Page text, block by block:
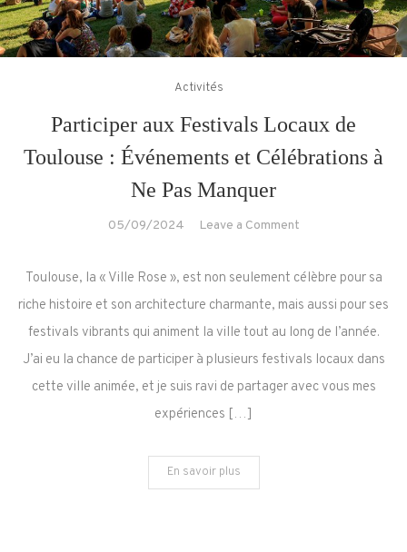
Activités
Participer aux Festivals Locaux de
Toulouse : Événements et Célébrations à
Ne Pas Manquer
05/09/2024 Leave a Commenton
aux
de
Toulouse
:
Toulouse, la « Ville Rose », est non seulement célèbre pour sa
riche histoire et son architecture charmante, mais aussi pour ses
festivals vibrants qui animent la ville tout au long de l’année.
J’ai eu la chance de participer à plusieurs festivals locaux dans
cette ville animée, et je suis ravi de partager avec vous mes
expériences […]
En savoir plus